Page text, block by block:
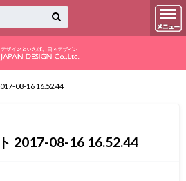
08-16 16.52.44
2017-08-16 16.52.44